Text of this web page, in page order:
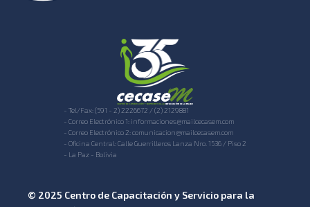
- Tel/Fax: (591 - 2) 2226672 / (2) 2129881
- Correo Electrónico 1: informaciones@mailcecasem.com
- Correo Electrónico 2: comunicacion@mailcecasem.com
- Oficina Central: Calle Guerrilleros Lanza Nro. 1536 / Piso 2
- La Paz - Bolivia
© 2025 Centro de Capacitación y Servicio para la